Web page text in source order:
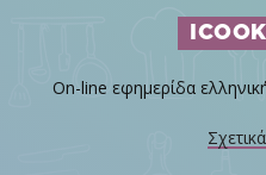
On-line εφημερίδα